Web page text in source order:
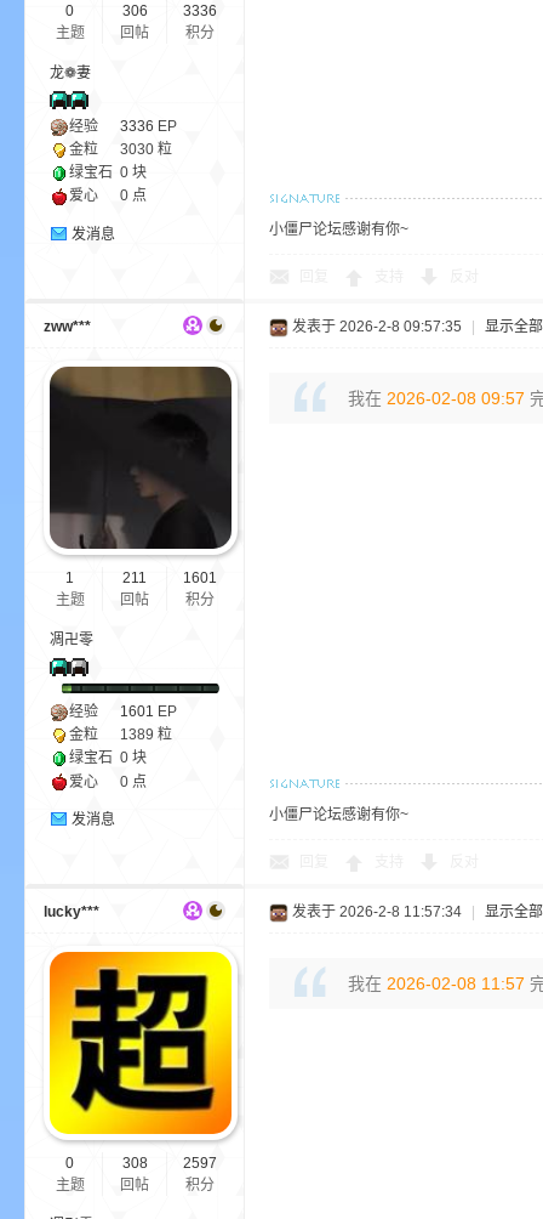
0
主题
306
回帖
3336
积分
龙❁妻
经验 3336 EP
金粒
3030 粒
绿宝石 0 块
爱心
0 点
发消息 小僵尸论坛感谢有你~
zww***
1
主题
211
回帖
1601
积分
凋卍零
经验 1601 EP
金粒
1389 粒
绿宝石 0 块
爱心
0 点
发消息
发表于 2026-2-8 09:57:35 显示全
我在 2026-02-08 09:57
小僵尸论坛感谢有你~
lucky***
0
主题
308
回帖
2597
积分
发表于 2026-2-8 11:57:34 显示全
我在 2026-02-08 11:57